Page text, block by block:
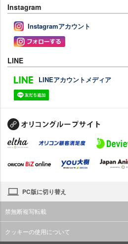
Instagram
Instagramアカウント
LINE
LINEアカウントメディア
PC版に切り替え
禁無断複写転載
クッキーの使用について